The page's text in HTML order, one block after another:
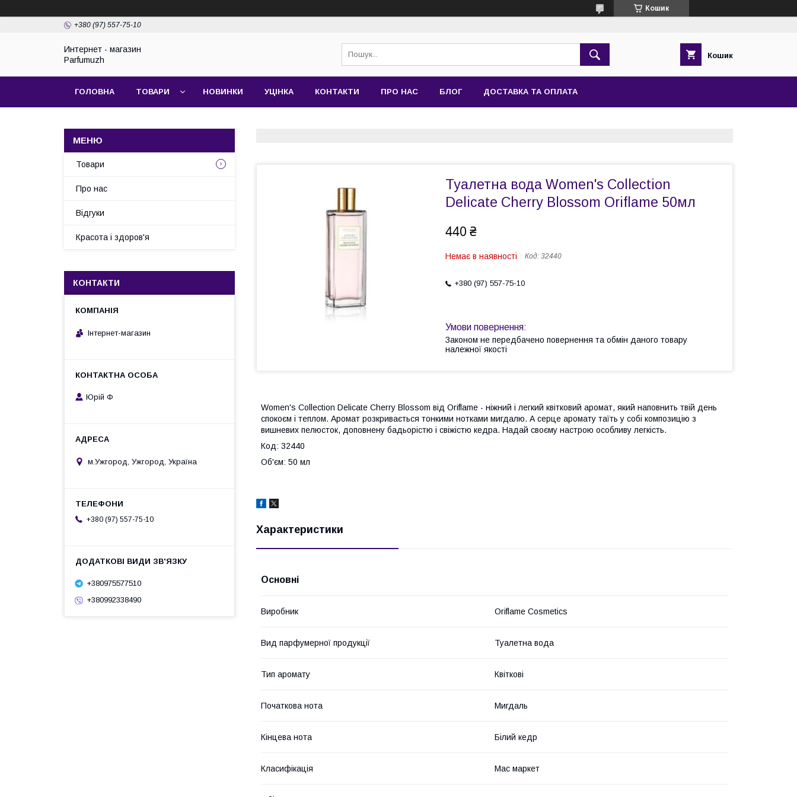
Кошик
+380 (97) 557-75-10
Интернет - магазин
Parfumuzh
Кошик
ГОЛОВНА ТОВАРИ НОВИНКИ УЦІНКА КОНТАКТИ ПРО НАС БЛОГ ДОСТАВКА ТА ОПЛАТА
Туалетна вода Women's Collection
Delicate Cherry Blossom Oriflame 50мл
440 ₴
Немає в наявності Код: 32440
+380 (97) 557-75-10
Законом не передбачено повернення та обмін даного товару
належної якості
Women's Collection Delicate Cherry Blossom від Oriflame - ніжний і легкий квітковий аромат, який наповнить твій день
спокоєм і теплом. Аромат розкривається тонкими нотками мигдалю. А серце аромату таїть у собі композицію з
вишневих пелюсток, доповнену бадьорістю і свіжістю кедра. Надай своєму настрою особливу легкість.
Код: 32440
Об'єм: 50 мл
Характеристики
Основні
Виробник Oriflame Cosmetics
Вид парфумерної продукції Туалетна вода
Тип аромату Квіткові
Початкова нота Мигдаль
Кінцева нота Білий кедр
Класифікація Мас маркет
Товари
Про нас
Відгуки
Красота і здоров'я
КОНТАКТИ
Інтернет-магазин
Юрій Ф
м.Ужгород, Ужгород, Україна
+380 (97) 557-75-10
+380975577510
+380992338490